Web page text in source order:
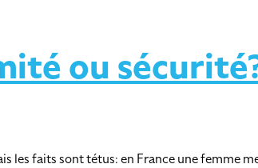
ou
faits sont tétus: en France une femme